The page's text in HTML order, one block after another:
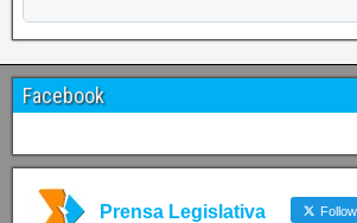
Facebook
Prensa Legislativa Follow